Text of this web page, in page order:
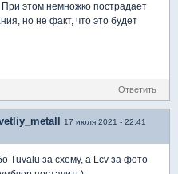
этом немножко пострадает
но не факт, что это будет
Ответить
17 июля 2021 - 22:41
Tuvalu за схему, а Lcv за фото